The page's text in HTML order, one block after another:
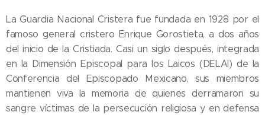
La Guardia Nacional Cristera fue fundada en 1928 por el
famoso general cristero Enrique Gorostieta, a dos años
del inicio de la Cristiada. Casi un siglo después, integrada
en la Dimensión Episcopal para los Laicos (DELAI) de la
Conferencia del Episcopado Mexicano, sus miembros
mantienen viva la memoria de quienes derramaron su
sangre víctimas de la persecución religiosa y en defensa